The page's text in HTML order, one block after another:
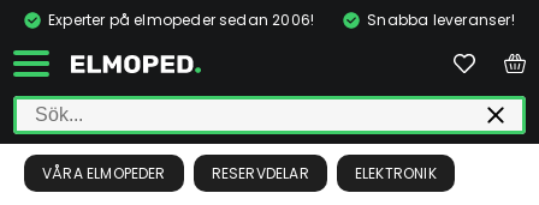
Experter på elmopeder sedan 2006! Snabba leveranser!
VÅRA ELMOPEDER RESERVDELAR ELEKTRONIK